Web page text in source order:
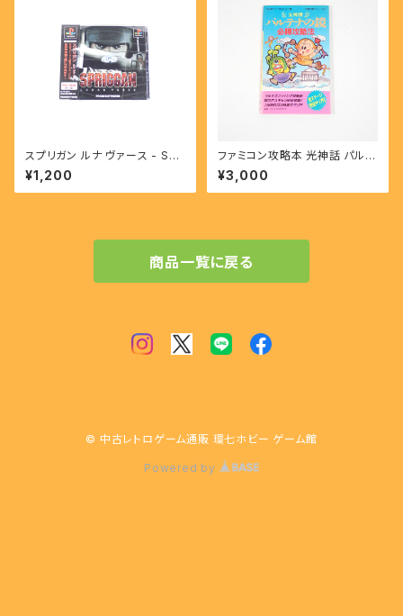
スプリガン ルナ ヴァース - SPR
IGGAN LUNAR VERSE 【PS】
¥1,200
ファミコン攻略本 光神話 パルテ
ナの鏡 必勝攻略法 完璧攻略シ
リーズ21【FC】
¥3,000
商品一覧に戻る
© 中古レトロゲーム通販 環七ホビー ゲーム館
Powered by